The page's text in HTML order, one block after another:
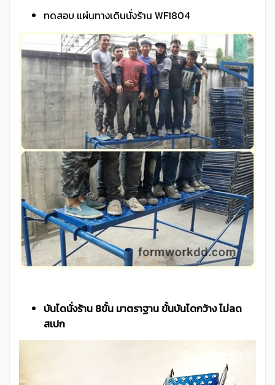
ทดสอบ แผ่นทางเดินนั่งร้าน WF1804
บันไดนั่งร้าน 8ขั้น มาตราฐาน ขั้นบันไดกว้าง ไม่ลด
สเปก